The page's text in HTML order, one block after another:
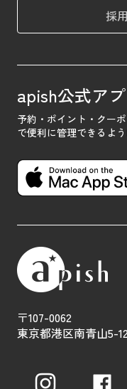
採
apish公式アプ
予約・ポイント・クー
で便利に管理できるよ
〒107-0062
東京都港区南青山5-